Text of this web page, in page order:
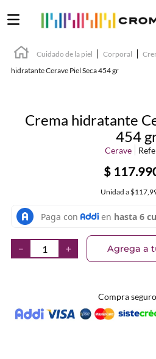
Cuidado de la piel Corporal
hidratante Cerave Piel Seca 454 gr
Crema hidratante
454
Cerave
$ 117.
Unidad a
＋
－ Agrega a
Compra